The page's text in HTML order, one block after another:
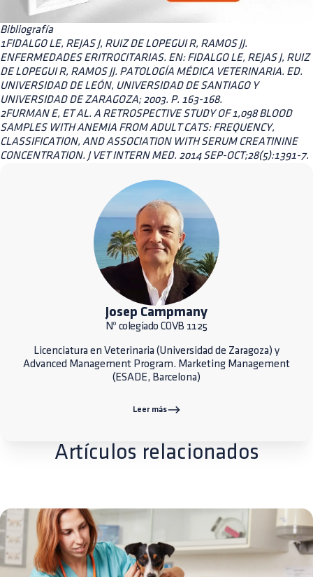
Bibliografía
1FIDALGO LE, REJAS J, RUIZ DE LOPEGUI R, RAMOS JJ.
ENFERMEDADES ERITROCITARIAS. EN: FIDALGO LE, REJAS J, RUIZ
DE LOPEGUI R, RAMOS JJ. PATOLOGÍA MÉDICA VETERINARIA. ED.
UNIVERSIDAD DE LEÓN, UNIVERSIDAD DE SANTIAGO Y
UNIVERSIDAD DE ZARAGOZA; 2003. P. 163-168.
2FURMAN E, ET AL. A RETROSPECTIVE STUDY OF 1,098 BLOOD
SAMPLES WITH ANEMIA FROM ADULT CATS: FREQUENCY,
CLASSIFICATION, AND ASSOCIATION WITH SERUM CREATININE
CONCENTRATION. J VET INTERN MED. 2014 SEP-OCT;28(5):1391-7.
Josep Campmany
Nº colegiado COVB 1125
Licenciatura en Veterinaria (Universidad de Zaragoza) y
Advanced Management Program. Marketing Management
(ESADE, Barcelona)
Leer más
Artículos relacionados